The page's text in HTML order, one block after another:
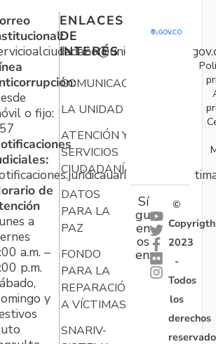
o fijo:
de
a
a.m. –
p.m.
y
ENLACES
DE
INTERÉS
COMUNICACIONES
LA UNIDAD
ATENCIÓN Y
SERVICIOS
CIUDADANÍA
DATOS
PARA LA
PAZ
FONDO
PARA LA
REPARACIÓN
A VÍCTIMAS
SNARIV-
Sí
gu
en
os
en:
©
Copyrigth
2023
-
Todos
los
derechos